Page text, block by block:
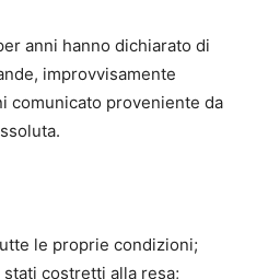
anni hanno dichiarato di
improvvisamente
comunicato proveniente da
le proprie condizioni;
costretti alla resa;